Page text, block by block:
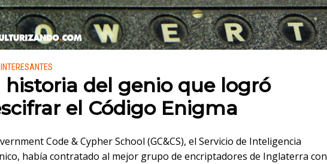
en:
historia del genio que logró
el Código Enigma
Code & Cypher School (GC&CS), el Servicio de Inteligencia
había contratado al mejor grupo de encriptadores de Inglaterra con